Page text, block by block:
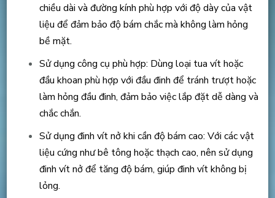
chiều dài và đường kính phù hợp với độ dày của vật
liệu để đảm bảo độ bám chắc mà không làm hỏng
bề mặt.
Sử dụng công cụ phù hợp: Dùng loại tua vít hoặc
đầu khoan phù hợp với đầu đinh để tránh trượt hoặc
làm hỏng đầu đinh, đảm bảo việc lắp đặt dễ dàng và
chắc chắn.
Sử dụng đinh vít nở khi cần độ bám cao: Với các vật
liệu cứng như bê tông hoặc thạch cao, nên sử dụng
đinh vít nở để tăng độ bám, giúp đinh vít không bị
lỏng.